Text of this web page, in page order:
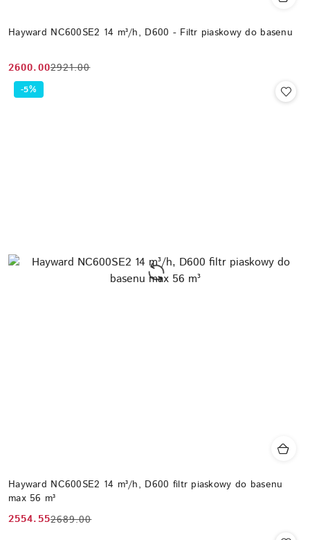
Hayward NC600SE2 14 m³/h, D600 - Filtr piaskowy do basenu
Cena
promocyjna:
2600.00
Cena
przed
2921.00
Hayward NC600SE2 14 m³/h, D600 filtr piaskowy do basenu
max 56 m³
Cena
2554.55
Cena
2689.00
-5%